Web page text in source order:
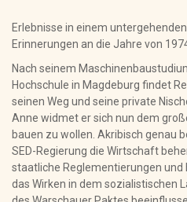
Erlebnisse in einem
Erinnerungen an die Jahre von
Nach seinem
Hochschule in Magdeburg findet
seinen Weg und seine private
Anne widmet er sich nun dem
bauen zu wollen. Akribisch genau
SED-Regierung die Wirtschaft
staatliche Reglementierungen
das Wirken in dem sozialistischen